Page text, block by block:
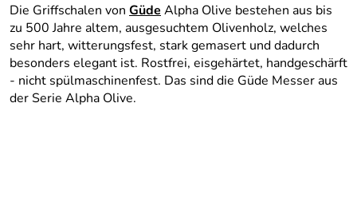
Die Griffschalen von Güde Alpha Olive bestehen aus bis
zu 500 Jahre altem, ausgesuchtem Olivenholz, welches
sehr hart, witterungsfest, stark gemasert und dadurch
besonders elegant ist. Rostfrei, eisgehärtet, handgeschärft
- nicht spülmaschinenfest. Das sind die Güde Messer aus
der Serie Alpha Olive.